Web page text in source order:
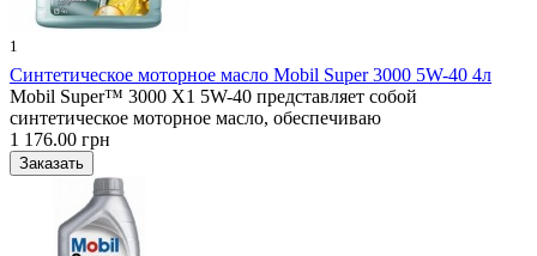
1
Синтетическое моторное масло Mobil Super 3000 5W-40 4л
Mobil Super™ 3000 X1 5W-40 представляет собой
синтетическое моторное масло, обеспечиваю
1 176.00 грн